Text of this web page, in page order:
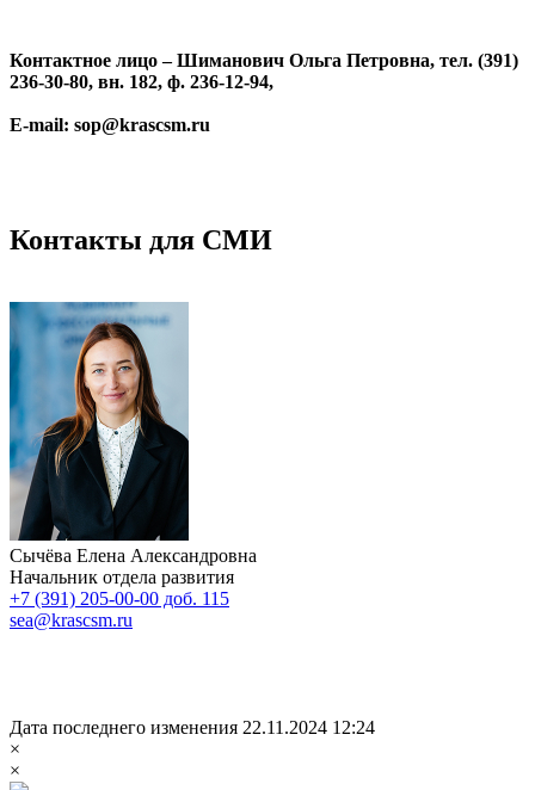
Контактное лицо – Шиманович Ольга Петровна, тел. (391)
236-30-80, вн. 182, ф. 236-12-94,
E-mail: sop@krascsm.ru
Контакты для СМИ
Сычёва Елена Александровна
Начальник отдела развития
+7 (391) 205-00-00 доб. 115
sea@krascsm.ru
Дата последнего изменения 22.11.2024 12:24
×
×